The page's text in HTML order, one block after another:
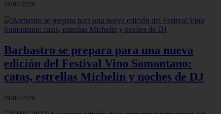
29/07/2026
Barbastro se prepara para una nueva
edición del Festival Vino Somontano:
catas, estrellas Michelin y noches de DJ
29/07/2026